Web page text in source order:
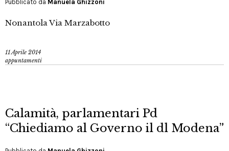
Pubblicato da Manuela Ghizzoni
Nonantola Via Marzabotto
11 Aprile 2014
appuntamenti
Calamità, parlamentari Pd
“Chiediamo al Governo il dl Modena”